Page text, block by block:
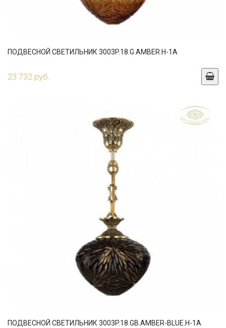
ПОДВЕСНОЙ СВЕТИЛЬНИК 3003P.18.G.AMBER.H-1A
23 732 руб.
ПОДВЕСНОЙ СВЕТИЛЬНИК 3003P.18.GB.AMBER-BLUE.H-1A